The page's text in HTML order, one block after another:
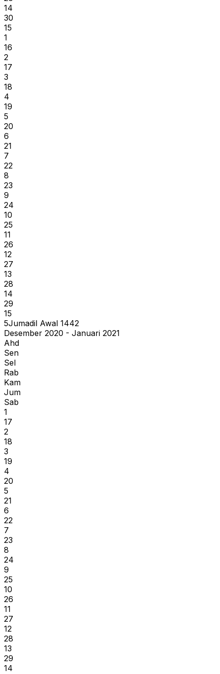
14
30
15
1
16
2
17
3
18
4
19
5
20
6
21
7
22
8
23
9
24
10
25
11
26
12
27
13
28
14
29
15
5Jumadil Awal 1442
Desember 2020 - Januari 2021
Ahd
Sen
Sel
Rab
Kam
Jum
Sab
1
17
2
18
3
19
4
20
5
21
6
22
7
23
8
24
9
25
10
26
11
27
12
28
13
29
14